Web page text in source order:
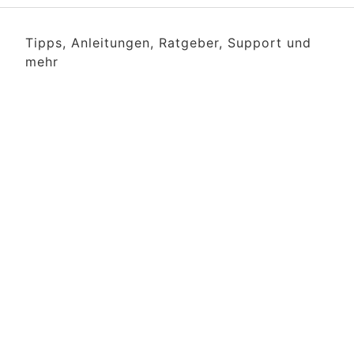
Tipps, Anleitungen, Ratgeber, Support und
mehr